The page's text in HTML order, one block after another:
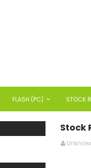
FLASH (PC) STOCK
Stock